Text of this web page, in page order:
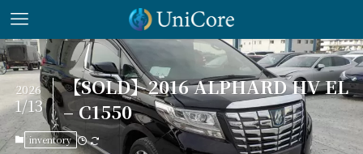
【SOLD】2016 ALPHARD HV EL
– C1550
2026
1/13
inventory